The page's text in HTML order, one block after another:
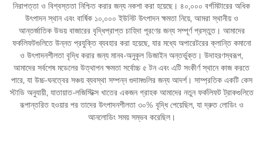
নিরাপত্তা ও বিশ্বস্ততা নিশ্চিত করার জন্য নকশা করা হয়েছে। ৪০,০০০ বর্গমিটারের অধিক
উৎপাদন স্থান এবং বার্ষিক ১০,০০০ ইউনিট উৎপাদন ক্ষমতা নিয়ে, আমরা স্থানীয় ও
আন্তর্জাতিক উভয় বাজারের বৃদ্ধিপ্রাপ্ত চাহিদা পূরণের জন্য সম্পূর্ণ প্রস্তুত। আমাদের
ফর্কলিফটগুলিতে উন্নত প্রযুক্তি ব্যবহার করা হয়েছে, যার মধ্যে অপারেটরের ক্লান্তি কমানো
ও উৎপাদনশীলতা বৃদ্ধি করার জন্য মানব-অনুকূল ডিজাইন অন্তর্ভুক্ত। উদাহরণস্বরূপ,
আমাদের সর্বশেষ মডেলের উত্থাপন ক্ষমতা সর্বোচ্চ ৫ টন এবং এটি সংকীর্ণ স্থানে কাজ করতে
পারে, যা উচ্চ-ঘনত্বের সঞ্চয় ব্যবস্থা সম্পন্ন গুদামগুলির জন্য আদর্শ। সাম্প্রতিক একটি কেস
স্টাডি অনুযায়ী, যাতায়াত-লজিস্টিক্স খাতের একজন গ্রাহক আমাদের নতুন ফর্কলিফট ট্রাকগুলিতে
রূপান্তরিত হওয়ার পর তাদের উৎপাদনশীলতা ৩০% বৃদ্ধি পেয়েছিল, যা দ্রুত লোডিং ও
আনলোডিং সময় সম্ভব করেছিল।